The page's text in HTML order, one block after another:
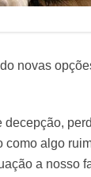
novas
algo
a nosso